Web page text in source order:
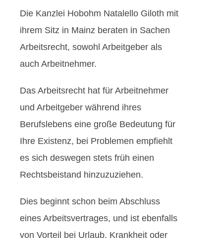
Die Kanzlei Hobohm Natalello Giloth mit
ihrem Sitz in Mainz beraten in Sachen
Arbeitsrecht, sowohl Arbeitgeber als
auch Arbeitnehmer.
Das Arbeitsrecht hat für Arbeitnehmer
und Arbeitgeber während ihres
Berufslebens eine große Bedeutung für
Ihre Existenz, bei Problemen empfiehlt
es sich deswegen stets früh einen
Rechtsbeistand hinzuzuziehen.
Dies beginnt schon beim Abschluss
eines Arbeitsvertrages, und ist ebenfalls
von Vorteil bei Urlaub, Krankheit oder